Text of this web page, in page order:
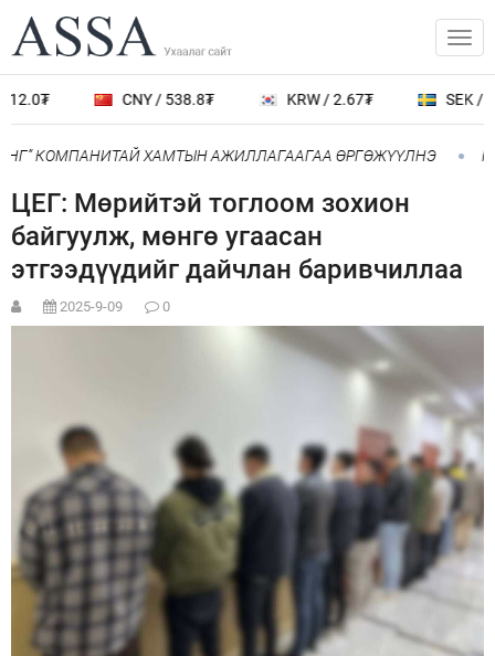
CNY / 538.8₮ KRW / 2.67₮ SEK /
КОМПАНИТАЙ ХАМТЫН АЖИЛЛАГААГАА ӨРГӨЖҮҮЛНЭ
ЦЕГ: Мөрийтэй тоглоом зохион
байгуулж, мөнгө угаасан
этгээдүүдийг дайчлан баривчиллаа
2025-9-09 0